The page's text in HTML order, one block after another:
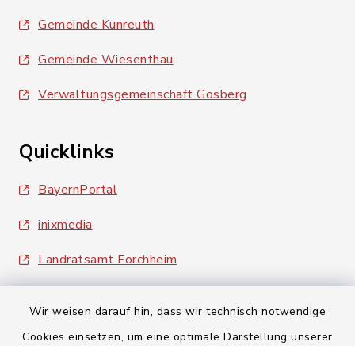
Wir weisen darauf hin, dass wir technisch notwendige
Cookies einsetzen, um eine optimale Darstellung unserer
Gemeinde Kunreuth
Gemeinde Wiesenthau
Verwaltungsgemeinschaft Gosberg
Quicklinks
BayernPortal
inixmedia
Landratsamt Forchheim